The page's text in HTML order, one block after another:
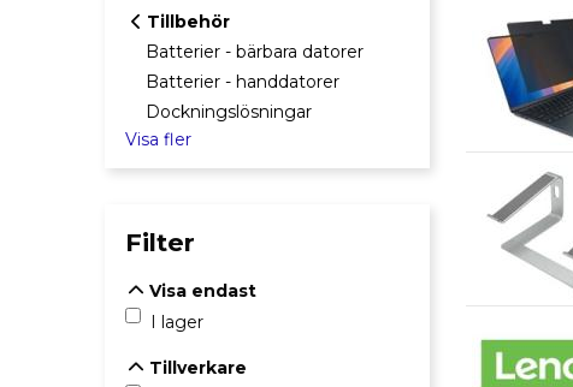
Tillbehör
Batterier - bärbara datorer
Batterier - handdatorer
Dockningslösningar
Visa fler
Filter
Visa endast
Visa endast
I lager
Tillverkare
Tillverkare